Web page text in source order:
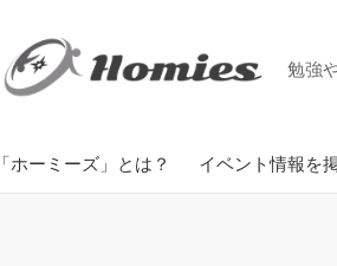
勉強
「ホーミーズ」とは？ イベント情報を
掲載までの手順